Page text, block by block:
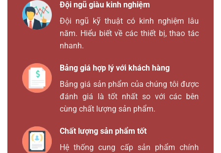
Đội ngũ giàu kinh nghiệm
Đội ngũ kỹ thuật có kinh nghiệm lâu
năm. Hiểu biết về các thiết bị, thao tác
nhanh.
Bảng giá hợp lý với khách hàng
Bảng giá sản phẩm của chúng tôi được
đánh giá là tốt nhất so với các bên
cùng chất lượng sản phẩm.
Chất lượng sản phẩm tốt
Hệ thống cung cấp sản phẩm chính